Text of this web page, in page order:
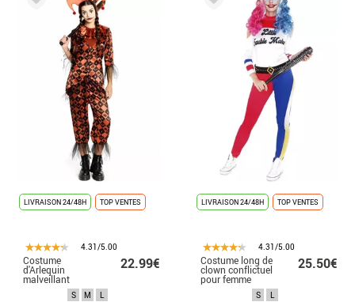
LIVRAISON 24/48H TOP VENTES
4.31/5.00
Costume
d'Arlequin
malveillant
orange pour
22.99€
S M L
LIVRAISON 24/48H TOP VENTES
4.31/5.00
Costume long de
clown conflictuel
pour femme
25.50€
S L